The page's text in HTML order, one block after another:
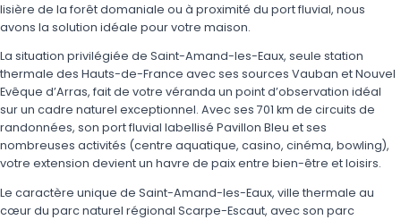
lisière de la forêt domaniale ou à proximité du port fluvial, nous
avons la solution idéale pour votre maison.
La situation privilégiée de Saint-Amand-les-Eaux, seule station
thermale des Hauts-de-France avec ses sources Vauban et Nouvel
Evêque d’Arras, fait de votre véranda un point d’observation idéal
sur un cadre naturel exceptionnel. Avec ses 701 km de circuits de
randonnées, son port fluvial labellisé Pavillon Bleu et ses
nombreuses activités (centre aquatique, casino, cinéma, bowling),
votre extension devient un havre de paix entre bien-être et loisirs.
Le caractère unique de Saint-Amand-les-Eaux, ville thermale au
cœur du parc naturel régional Scarpe-Escaut, avec son parc